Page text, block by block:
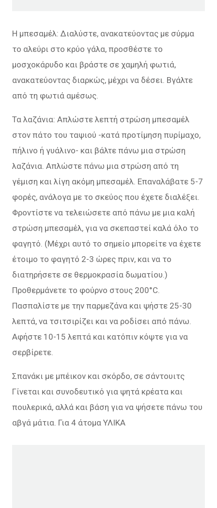
Η μπεσαμέλ: Διαλύστε, ανακατεύοντας με σύρμα
το αλεύρι στο κρύο γάλα, προσθέστε το
μοσχοκάρυδο και βράστε σε χαμηλή φωτιά,
ανακατεύοντας διαρκώς, μέχρι να δέσει. Βγάλτε
από τη φωτιά αμέσως.
Τα λαζάνια: Απλώστε λεπτή στρώση μπεσαμέλ
στον πάτο του ταψιού -κατά προτίμηση πυρίμαχο,
πήλινο ή γυάλινο- και βάλτε πάνω μια στρώση
λαζάνια. Απλώστε πάνω μια στρώση από τη
γέμιση και λίγη ακόμη μπεσαμέλ. Επαναλάβατε 5-7
φορές, ανάλογα με το σκεύος που έχετε διαλέξει.
Φροντίστε να τελειώσετε από πάνω με μια καλή
στρώση μπεσαμέλ, για να σκεπαστεί καλά όλο το
φαγητό. (Μέχρι αυτό το σημείο μπορείτε να έχετε
έτοιμο το φαγητό 2-3 ώρες πριν, και να το
διατηρήσετε σε θερμοκρασία δωματίου.)
Προθερμάνετε το φούρνο στους 200°C.
Πασπαλίστε με την παρμεζάνα και ψήστε 25-30
λεπτά, να τσιτσιρίζει και να ροδίσει από πάνω.
Αφήστε 10-15 λεπτά και κατόπιν κόψτε για να
σερβίρετε.
Σπανάκι με μπέικον και σκόρδο, σε σάντουιτς
Γίνεται και συνοδευτικό για ψητά κρέατα και
πουλερικά, αλλά και βάση για να ψήσετε πάνω του
αβγά μάτια. Για 4 άτομα ΥΛΙΚΑ